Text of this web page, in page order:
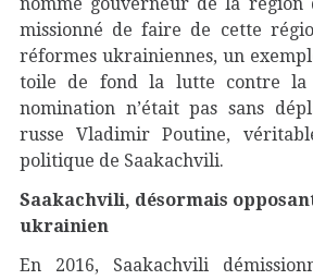
missionné de faire de cette
réformes ukrainiennes, un
toile de fond la lutte contre la
nomination n’était pas sans
russe Vladimir Poutine,
politique de Saakachvili.
Saakachvili, désormais
ukrainien
En 2016, Saakachvili